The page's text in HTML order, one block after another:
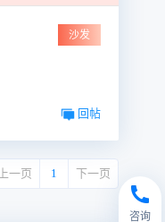
沙发
回帖
上一页 1 下一页
咨询